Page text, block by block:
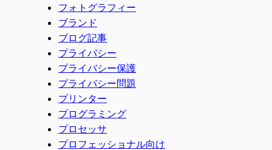
フォトグラフィー
ブランド
ブログ記事
プライバシー
プライバシー保護
プライバシー問題
プリンター
プログラミング
プロセッサ
プロフェッショナル向け